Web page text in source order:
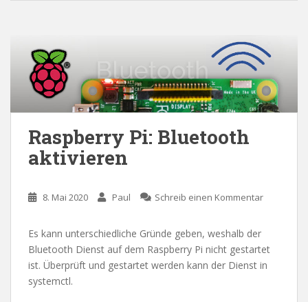
Raspberry Pi: Bluetooth
aktivieren
8. Mai 2020 Paul Schreib einen Kommentar
Es kann unterschiedliche Gründe geben, weshalb der
Bluetooth Dienst auf dem Raspberry Pi nicht gestartet
ist. Überprüft und gestartet werden kann der Dienst in
systemctl.